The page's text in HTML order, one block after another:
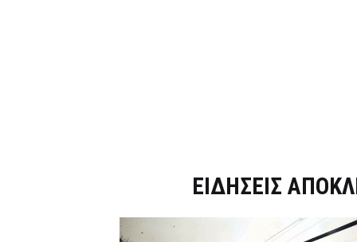
ΕΙΔΗΣΕΙΣ